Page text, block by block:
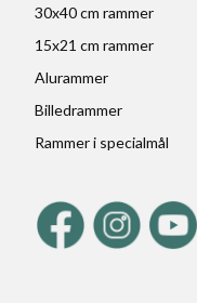
30x40 cm rammer
15x21 cm rammer
Alurammer
Billedrammer
Rammer i specialmål